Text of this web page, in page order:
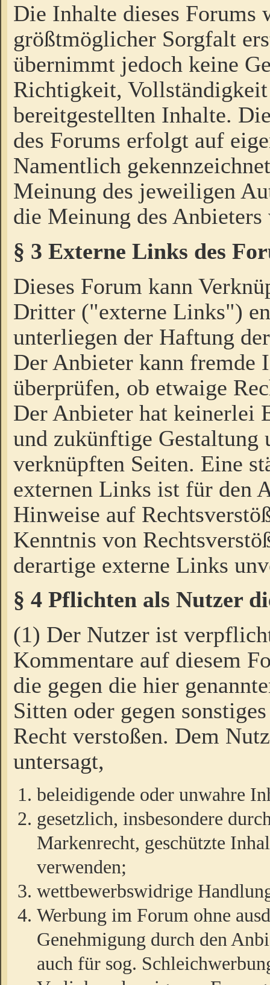
Die Inhalte dieses Forums
größtmöglicher Sorgfalt
übernimmt jedoch keine
Richtigkeit,
bereitgestellten Inhalte.
des Forums erfolgt auf
Namentlich
Meinung des jeweiligen
die Meinung des Anbieters
§ 3 Externe Links des
Dieses Forum kann
Dritter ("externe Links")
unterliegen der Haftung
Der Anbieter kann fremde
überprüfen, ob etwaige
Der Anbieter hat keinerlei
und zukünftige Gestaltung
verknüpften Seiten. Eine
externen Links ist für den
Hinweise auf
Kenntnis von
derartige externe Links
§ 4 Pflichten als Nutzer
(1) Der Nutzer ist
Kommentare auf diesem
die gegen die hier
Sitten oder gegen
Recht verstoßen. Dem
untersagt,
beleidigende oder unwahre
gesetzlich, insbesondere
Markenrecht, geschützte
verwenden;
wettbewerbswidrige
Werbung im Forum ohne
Genehmigung durch den
auch für sog.